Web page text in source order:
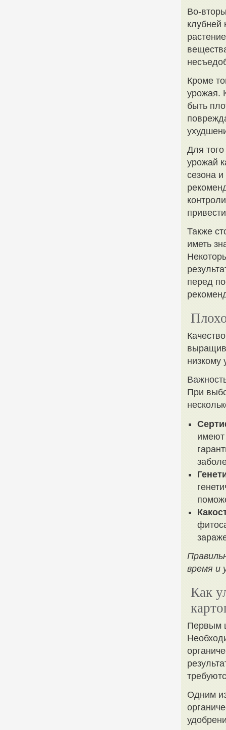
Во-
клубней
Кроме
урожая.
быть
Для
урожай
сезона
Также
иметь
перед
низкому
При
имеют
время и
Как
Первым
Одним